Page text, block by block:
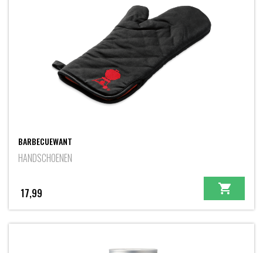
BARBECUEWANT
HANDSCHOENEN
17,99